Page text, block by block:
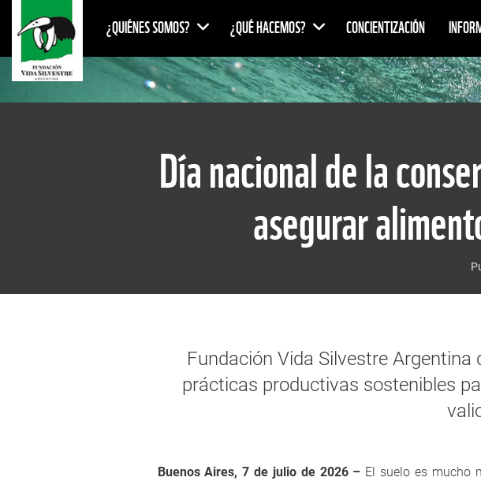
¿QUIÉNES SOMOS? ¿QUÉ HACEMOS? CONCIENTIZACIÓN
Día nacional de la
asegurar
Fundación Vida Silvestre
prácticas productivas sostenibles
Buenos Aires, 7 de julio de 2026 – El suelo es mucho